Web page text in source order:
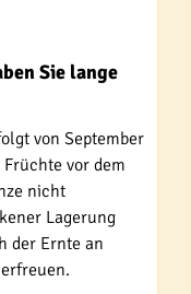
Sie lange
von September
vor dem
nicht
Lagerung
der Ernte an